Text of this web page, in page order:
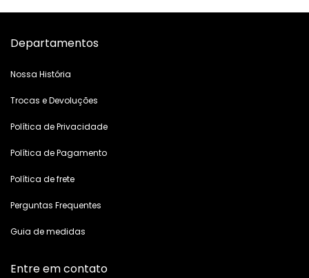
Departamentos
Nossa História
Trocas e Devoluções
Política de Privacidade
Política de Pagamento
Política de frete
Perguntas Frequentes
Guia de medidas
Entre em contato